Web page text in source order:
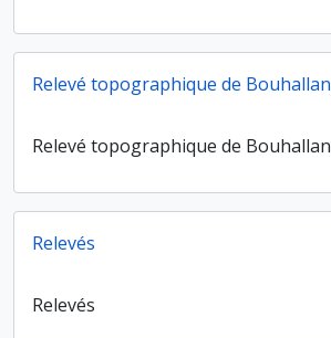
Relevé topographique de Bouhallan
Relevé topographique de Bouhallan
Relevés
Relevés